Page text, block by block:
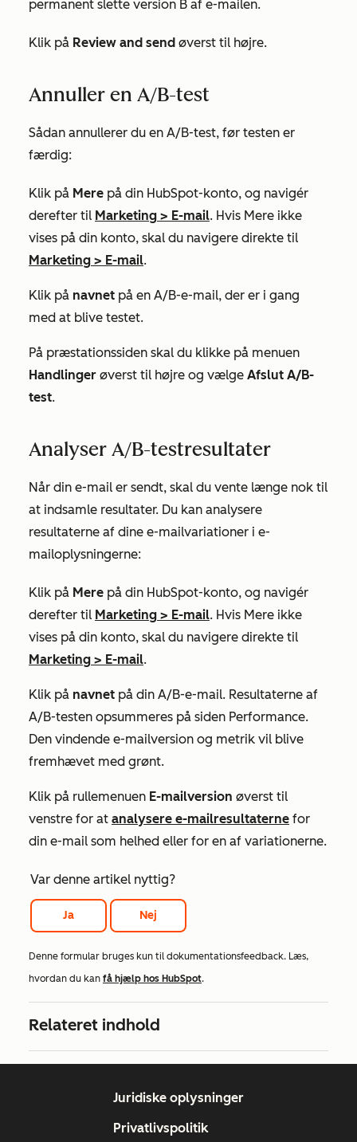
permanent slette version B af e-mailen.
Klik på Review and send øverst til højre.
Annuller en A/B-test
Sådan annullerer du en A/B-test, før testen er
færdig:
Klik på Mere på din HubSpot-konto, og navigér
derefter til Marketing > E-mail. Hvis Mere ikke
vises på din konto, skal du navigere direkte til
Marketing > E-mail.
Klik på navnet på en A/B-e-mail, der er i gang
med at blive testet.
På præstationssiden skal du klikke på menuen
Handlinger øverst til højre og vælge Afslut A/B-
test.
Analyser A/B-testresultater
Når din e-mail er sendt, skal du vente længe nok til
at indsamle resultater. Du kan analysere
resultaterne af dine e-mailvariationer i e-
mailoplysningerne:
Klik på Mere på din HubSpot-konto, og navigér
derefter til Marketing > E-mail. Hvis Mere ikke
vises på din konto, skal du navigere direkte til
Marketing > E-mail.
Klik på navnet på din A/B-e-mail. Resultaterne af
A/B-testen opsummeres på siden Performance.
Den vindende e-mailversion og metrik vil blive
fremhævet med grønt.
Klik på rullemenuen E-mailversion øverst til
venstre for at analysere e-mailresultaterne for
din e-mail som helhed eller for en af variationerne.
Var denne artikel nyttig?
Ja Nej
Denne formular bruges kun til dokumentationsfeedback. Læs,
hvordan du kan få hjælp hos HubSpot.
Relateret indhold
Juridiske oplysninger
Privatlivspolitik